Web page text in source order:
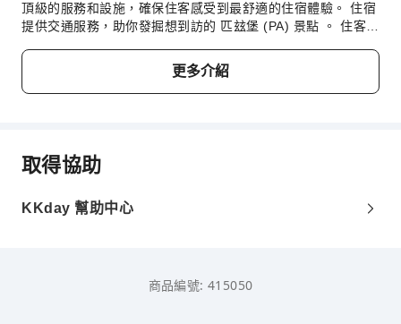
頂級的服務和設施，確保住客感受到最舒適的住宿體驗。 住宿
提供交通服務，助你發掘想到訪的 匹玆堡 (PA) 景點 。 住客可
的要求。 SpringHill Suites by Marriott Pittsburgh Mt.
Lebanon幫你減少攜帶的行李，因為這裡提供的洗衣服務可讓
你的衣物保持潔淨。 SpringHill Suites by Marriott Pittsburgh
Mt. Lebanon 的部分精選客房配有空調或床單換洗服務，致力
為你帶來舒適的入住體驗。 SpringHill Suites by Marriott
SpringHill Suites by Marriott Pittsburgh Mt. Lebanon 內設
更多介紹
取得協助
KKday 幫助中心
商品編號: 415050